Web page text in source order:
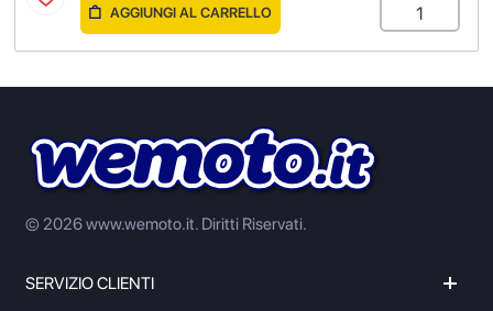
AGGIUNGI AL CARRELLO
© 2026 www.wemoto.it. Diritti Riservati.
SERVIZIO CLIENTI